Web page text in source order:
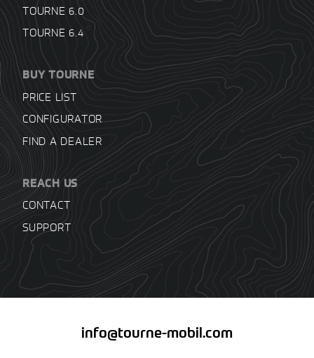
TOURNE 6.0
TOURNE 6.4
BUY TOURNE
PRICE LIST
CONFIGURATOR
FIND A DEALER
REACH US
CONTACT
SUPPORT
info@tourne-mobil.com